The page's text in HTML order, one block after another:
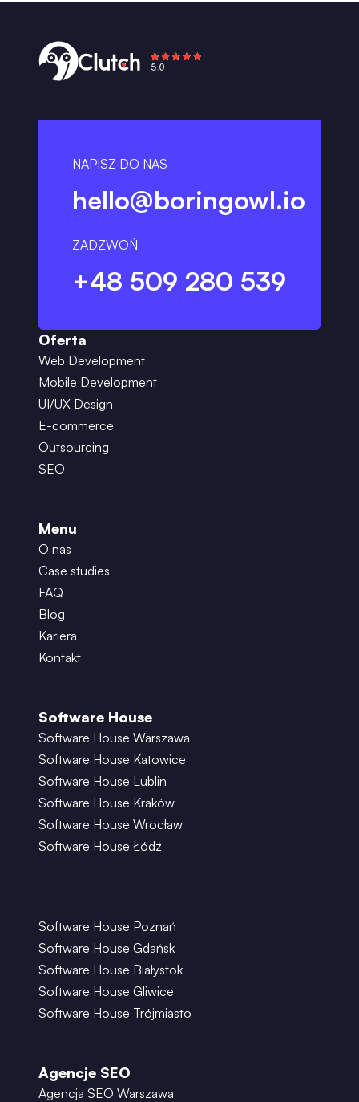
NAPISZ DO NAS
hello@boringowl.io
ZADZWOŃ
+48 509 280 539
Oferta
Web Development
Mobile Development
UI/UX Design
E-commerce
Outsourcing
SEO
Menu
O nas
Case studies
FAQ
Blog
Kariera
Kontakt
Software House
Software House Warszawa
Software House Katowice
Software House Lublin
Software House Kraków
Software House Wrocław
Software House Łódź
Software House Poznań
Software House Gdańsk
Software House Białystok
Software House Gliwice
Software House Trójmiasto
Agencje SEO
Agencja SEO Warszawa